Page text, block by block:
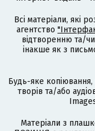
Всі матеріали, які
агентство
відтворенню та/
інакше як з
Будь-яке
творів та/або
Матеріали з